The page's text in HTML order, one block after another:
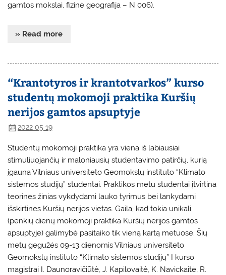
gamtos mokslai, fizinė geografija – N 006).
» Read more
“Krantotyros ir krantotvarkos” kurso
studentų mokomoji praktika Kuršių
nerijos gamtos apsuptyje
2022 05 19
Studentų mokomoji praktika yra viena iš labiausiai
stimuliuojančių ir maloniausių studentavimo patirčių, kurią
įgauna Vilniaus universiteto Geomokslų instituto “Klimato
sistemos studijų” studentai. Praktikos metu studentai įtvirtina
teorines žinias vykdydami lauko tyrimus bei lankydami
išskirtines Kuršių nerijos vietas. Gaila, kad tokia unikali
(penkių dienų mokomoji praktika Kuršių nerijos gamtos
apsuptyje) galimybė pasitaiko tik vieną kartą metuose. Šių
metų gegužės 09-13 dienomis Vilniaus universiteto
Geomokslų instituto “Klimato sistemos studijų” I kurso
magistrai I. Daunoravičiūtė, J. Kapilovaitė, K. Navickaitė, R.